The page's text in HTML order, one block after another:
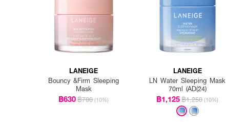
LANEIGE
Bouncy &Firm Sleeping
Mask
฿630฿700 (10%)
LANEIGE
LN Water Sleeping Mask
70ml (AD(24)
฿1,125฿1,250 (10%)